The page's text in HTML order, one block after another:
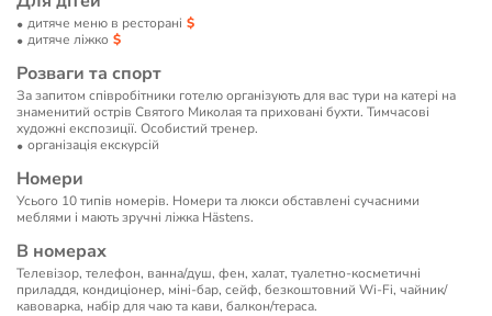
дитяче меню в ресторані
дитяче ліжко
Розваги та спорт
За запитом співробітники готелю організують для вас тури на катері на
знаменитий острів Святого Миколая та приховані бухти. Тимчасові
художні експозиції. Особистий тренер.
організація екскурсій
Номери
Усього 10 типів номерів. Номери та люкси обставлені сучасними
меблями і мають зручні ліжка Hästens.
В номерах
Телевізор, телефон, ванна/душ, фен, халат, туалетно-косметичні
приладдя, кондиціонер, міні-бар, сейф, безкоштовний Wi-Fi, чайник/
кавоварка, набір для чаю та кави, балкон/тераса.